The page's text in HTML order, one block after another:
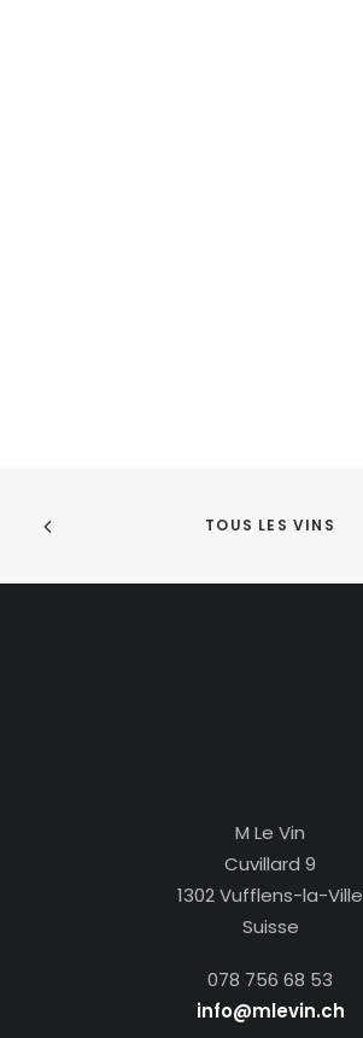
TOUS LES VINS
M Le Vin
Cuvillard 9
1302 Vufflens-la-Ville
Suisse
078 756 68 53
info@mlevin.ch